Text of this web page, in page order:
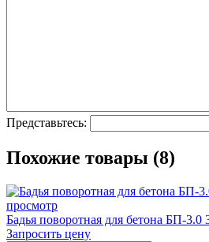
Представьтесь:
Похожие товары (8)
просмотр
Бадья поворотная для бетона БП-3.0
Запросить цену